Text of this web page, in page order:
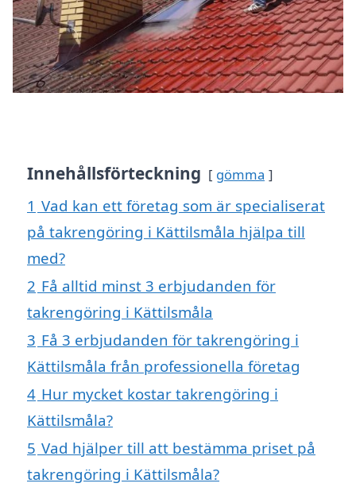
Innehållsförteckning gömma
1 Vad kan ett företag som är specialiserat
på takrengöring i Kättilsmåla hjälpa till
med?
2 Få alltid minst 3 erbjudanden för
takrengöring i Kättilsmåla
3 Få 3 erbjudanden för takrengöring i
Kättilsmåla från professionella företag
4 Hur mycket kostar takrengöring i
Kättilsmåla?
5 Vad hjälper till att bestämma priset på
takrengöring i Kättilsmåla?